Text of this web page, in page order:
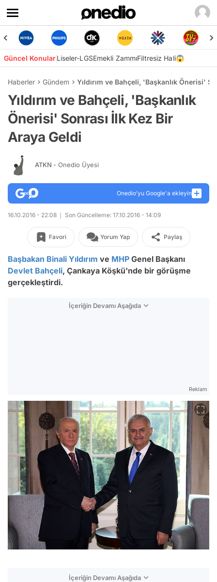
Güncel KonularLiseler-LGSEmekli ZammıFiltresiz Hali😱
Haberler Gündem Yıldırım ve Bahçeli, 'Başkanlık Önerisi'
Yıldırım ve Bahçeli, 'Başkanlık
Önerisi' Sonrası İlk Kez Bir
Araya Geldi
ATKN - Onedio Üyesi
Onedio’yu Google'a ekleyin
16.10.2016 - 22:08 Son Güncelleme: 17.10.2016 - 14:09
Favori Yorum Yap Paylaş
Başbakan Binali Yıldırım ve MHP Genel Başkanı
Devlet Bahçeli, Çankaya Köşkü'nde bir görüşme
gerçekleştirdi.
İçeriğin Devamı Aşağıda
Reklam
İçeriğin Devamı Aşağıda